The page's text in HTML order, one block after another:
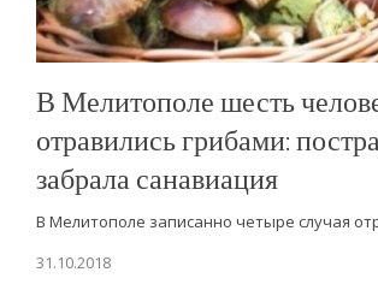
В Мелитополе шесть
отравились грибами:
забрала санавиация
В Мелитополе записанно четыре случая
31.10.2018